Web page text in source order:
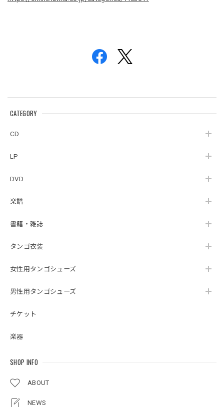
CATEGORY
CD
LP
DVD
楽譜
書籍・雑誌
タンゴ衣装
女性用タンゴシューズ
男性用タンゴシューズ
チケット
楽器
SHOP INFO
ABOUT
NEWS